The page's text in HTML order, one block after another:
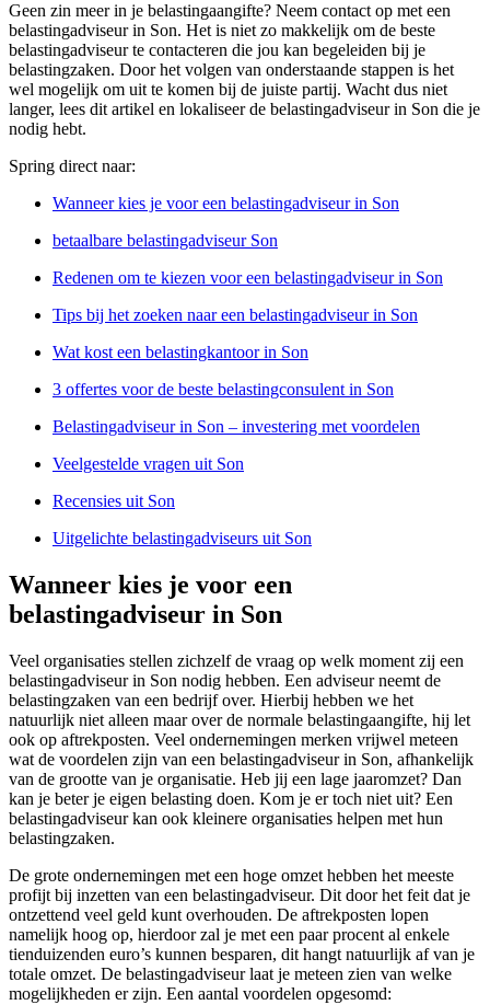
Geen zin meer in je belastingaangifte? Neem contact op met een
belastingadviseur in Son. Het is niet zo makkelijk om de beste
belastingadviseur te contacteren die jou kan begeleiden bij je
belastingzaken. Door het volgen van onderstaande stappen is het
wel mogelijk om uit te komen bij de juiste partij. Wacht dus niet
langer, lees dit artikel en lokaliseer de belastingadviseur in Son die je
nodig hebt.
Spring direct naar:
Wanneer kies je voor een belastingadviseur in Son
betaalbare belastingadviseur Son
Redenen om te kiezen voor een belastingadviseur in Son
Tips bij het zoeken naar een belastingadviseur in Son
Wat kost een belastingkantoor in Son
3 offertes voor de beste belastingconsulent in Son
Belastingadviseur in Son – investering met voordelen
Veelgestelde vragen uit Son
Recensies uit Son
Uitgelichte belastingadviseurs uit Son
Wanneer kies je voor een
belastingadviseur in Son
Veel organisaties stellen zichzelf de vraag op welk moment zij een
belastingadviseur in Son nodig hebben. Een adviseur neemt de
belastingzaken van een bedrijf over. Hierbij hebben we het
natuurlijk niet alleen maar over de normale belastingaangifte, hij let
ook op aftrekposten. Veel ondernemingen merken vrijwel meteen
wat de voordelen zijn van een belastingadviseur in Son, afhankelijk
van de grootte van je organisatie. Heb jij een lage jaaromzet? Dan
kan je beter je eigen belasting doen. Kom je er toch niet uit? Een
belastingadviseur kan ook kleinere organisaties helpen met hun
belastingzaken.
De grote ondernemingen met een hoge omzet hebben het meeste
profijt bij inzetten van een belastingadviseur. Dit door het feit dat je
ontzettend veel geld kunt overhouden. De aftrekposten lopen
namelijk hoog op, hierdoor zal je met een paar procent al enkele
tienduizenden euro’s kunnen besparen, dit hangt natuurlijk af van je
totale omzet. De belastingadviseur laat je meteen zien van welke
mogelijkheden er zijn. Een aantal voordelen opgesomd: